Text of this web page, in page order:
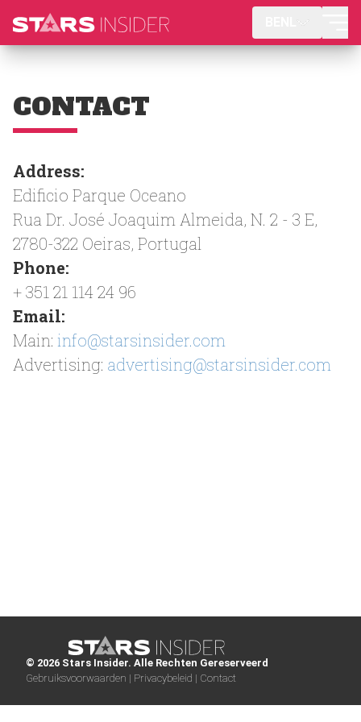
CONTACT
Address:
Edificio Parque Oceano
Rua Dr. José Joaquim Almeida, N. 2 - 3 E,
2780-322 Oeiras, Portugal
Phone:
+ 351 21 114 24 96
Email:
Main: info@starsinsider.com
Advertising: advertising@starsinsider.com
© 2026 Stars Insider. Alle Rechten Gereserveerd
Gebruiksvoorwaarden | Privacybeleid | Contact